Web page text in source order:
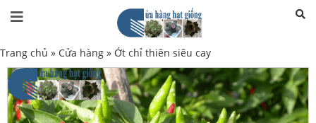
Trang chủ » Cửa hàng » Ớt chỉ thiên siêu cay